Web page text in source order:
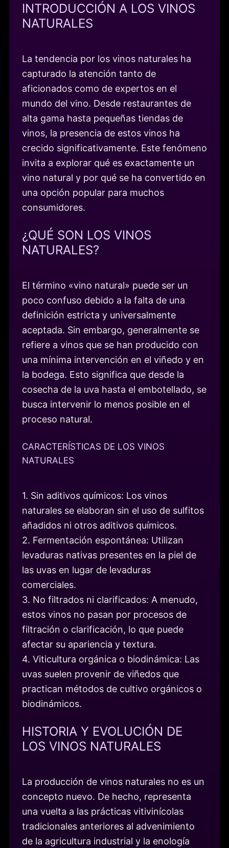
INTRODUCCIÓN A LOS VINOS
NATURALES
La tendencia por los vinos naturales ha
capturado la atención tanto de
aficionados como de expertos en el
mundo del vino. Desde restaurantes de
alta gama hasta pequeñas tiendas de
vinos, la presencia de estos vinos ha
crecido significativamente. Este fenómeno
invita a explorar qué es exactamente un
vino natural y por qué se ha convertido en
una opción popular para muchos
consumidores.
¿QUÉ SON LOS VINOS
NATURALES?
El término «vino natural» puede ser un
poco confuso debido a la falta de una
definición estricta y universalmente
aceptada. Sin embargo, generalmente se
refiere a vinos que se han producido con
una mínima intervención en el viñedo y en
la bodega. Esto significa que desde la
cosecha de la uva hasta el embotellado, se
busca intervenir lo menos posible en el
proceso natural.
CARACTERÍSTICAS DE LOS VINOS
NATURALES
1. Sin aditivos químicos: Los vinos
naturales se elaboran sin el uso de sulfitos
añadidos ni otros aditivos químicos.
2. Fermentación espontánea: Utilizan
levaduras nativas presentes en la piel de
las uvas en lugar de levaduras
comerciales.
3. No filtrados ni clarificados: A menudo,
estos vinos no pasan por procesos de
filtración o clarificación, lo que puede
afectar su apariencia y textura.
4. Viticultura orgánica o biodinámica: Las
uvas suelen provenir de viñedos que
practican métodos de cultivo orgánicos o
biodinámicos.
HISTORIA Y EVOLUCIÓN DE
LOS VINOS NATURALES
La producción de vinos naturales no es un
concepto nuevo. De hecho, representa
una vuelta a las prácticas vitivinícolas
tradicionales anteriores al advenimiento
de la agricultura industrial y la enología